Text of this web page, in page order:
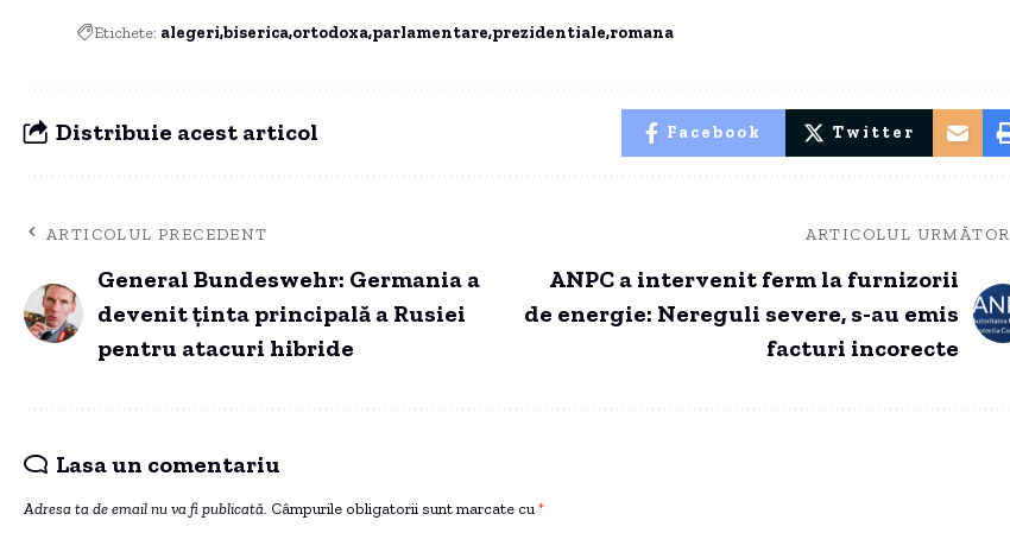
Etichete: alegeri bisericaortodoxaparlamentare prezidentiale romana
Distribuie acest articol Facebook Twitter
ARTICOLUL PRECEDENT
General Bundeswehr: Germania a
devenit ținta principală a Rusiei
pentru atacuri hibride
ARTICOLUL URMĂTOR
ANPC a intervenit ferm la furnizorii
de energie: Nereguli severe, s-au emis
facturi incorecte
Lasa un comentariu
Adresa ta de email nu va fi publicată. Câmpurile obligatorii sunt marcate cu *